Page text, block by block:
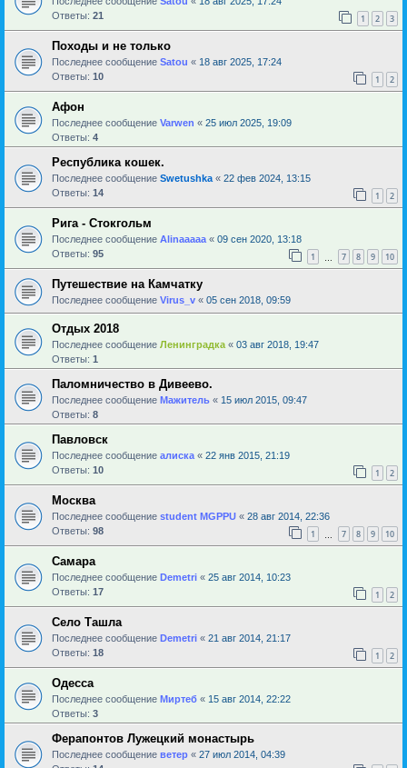
Ответы: 21 1 2 3
Походы и не только
Последнее сообщение Satou « 18 авг 2025, 17:24
Ответы: 10 1 2
Афон
Последнее сообщение Varwen « 25 июл 2025, 19:09
Ответы: 4
Республика кошек.
Последнее сообщение Swetushka « 22 фев 2024, 13:15
Ответы: 14 1 2
Рига - Стокгольм
Последнее сообщение Alinaaaaa « 09 сен 2020, 13:18
Ответы: 95 1 7 8 9 10
Путешествие на Камчатку
Последнее сообщение Virus_v « 05 сен 2018, 09:59
Отдых 2018
Последнее сообщение Ленинградка « 03 авг 2018, 19:47
Ответы: 1
Паломничество в Дивеево.
Последнее сообщение Мажитель « 15 июл 2015, 09:47
Ответы: 8
Павловск
Последнее сообщение алиска « 22 янв 2015, 21:19
Ответы: 10 1 2
Москва
Последнее сообщение student MGPPU « 28 авг 2014, 22:36
Ответы: 98 1 7 8 9 10
Самара
Последнее сообщение Demetri « 25 авг 2014, 10:23
Ответы: 17 1 2
Село Ташла
Последнее сообщение Demetri « 21 авг 2014, 21:17
Ответы: 18 1 2
Одесса
Последнее сообщение Миртеб « 15 авг 2014, 22:22
Ответы: 3
Ферапонтов Лужецкий монастырь
Последнее сообщение ветер « 27 июл 2014, 04:39